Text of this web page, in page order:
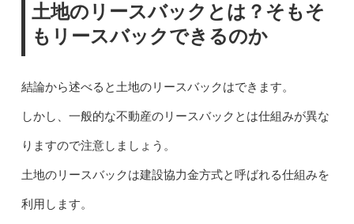
土地のリースバックとは？そもそ
もリースバックできるのか
結論から述べると土地のリースバックはできます。
しかし、一般的な不動産のリースバックとは仕組みが異な
りますので注意しましょう。
土地のリースバックは建設協力金方式と呼ばれる仕組みを
利用します。